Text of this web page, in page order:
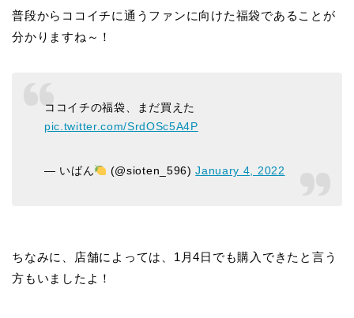
普段からココイチに通うファンに向けた福袋であることが
分かりますね～！
ココイチの福袋、まだ買えた
pic.twitter.com/SrdOSc5A4P
— いばん (@sioten_596)January 4, 2022
ちなみに、店舗によっては、1月4日でも購入できたと言う
方もいましたよ！